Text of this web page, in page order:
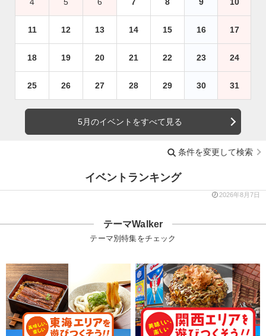
11 12 13 14 15 16 17
18 19 20 21 22 23 24
25 26 27 28 29 30 31
5月のイベントをすべて見る
条件を変更して検索
イベントランキング
2026年8月7日
テーマWalker
テーマ別特集をチェック